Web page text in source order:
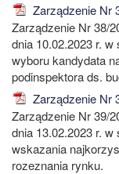
Zarządzenie Nr
Zarządzenie Nr 38/
dnia 10.02.2023 r.
wyboru kandydata
podinspektora ds.
Zarządzenie Nr
Zarządzenie Nr 39/
dnia 13.02.2023 r.
wskazania
rozeznania rynku.